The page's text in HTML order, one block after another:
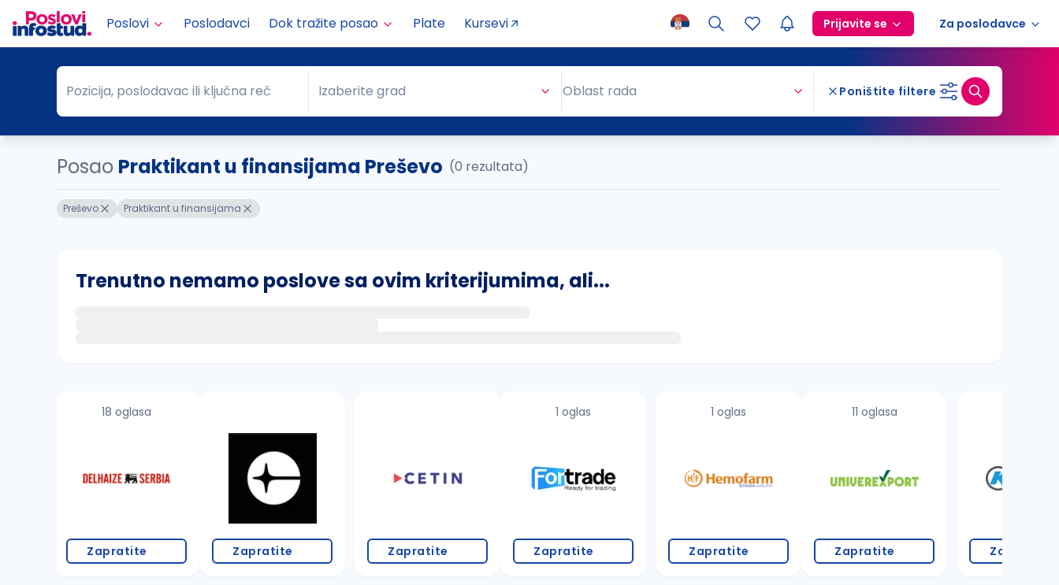
Poslovi Poslodavci Dok tražite posao Plate Kursevi Prijavite se Za poslodavce
Pozicija, poslodavac ili ključna reč
Pozicija, poslodavac ili ključna reč Grad
Izaberite grad Oblast rada Poništite filtere
Posao Praktikant u finansijama Preševo (0 rezultata)
Preševo Praktikant u finansijama
Trenutno nemamo poslove sa ovim kriterijumima, ali...
proverite pravopisne greške (koristite č, ć, š, đ, ž, dž)
povećajte radijus za odabrani grad
18 oglasa
Zapratite Zapratite Zapratite
1 oglas
Zapratite
1 oglas
Zapratite
11 oglasa
Zapratite Zapratite